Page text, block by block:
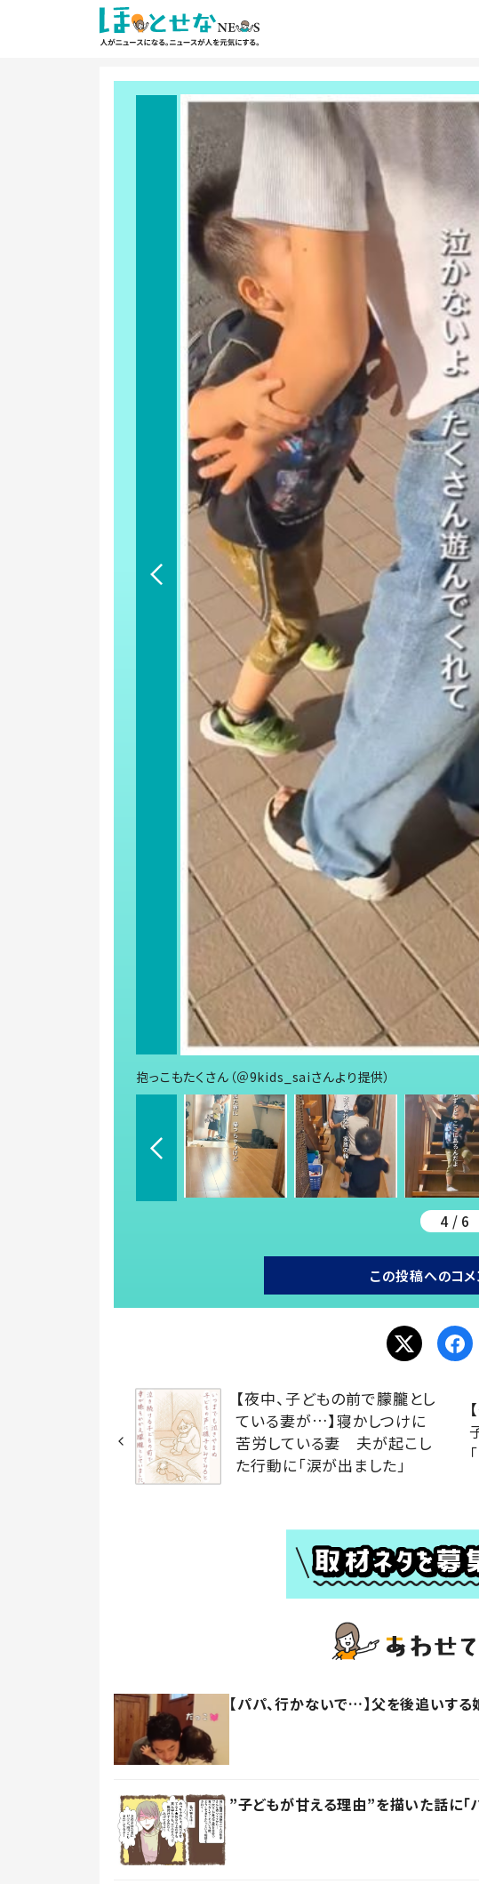
抱っこもたくさん（＠9kids_saiさんより提供）
4 / 6
この投稿へのコメ
【夜中、子どもの前で朦朧とし
ている妻が…】寝かしつけに
苦労している妻 夫が起こし
た行動に「涙が出ました」
【パパ、行かないで…】父を後追いする
”子どもが甘える理由”を描いた話に「